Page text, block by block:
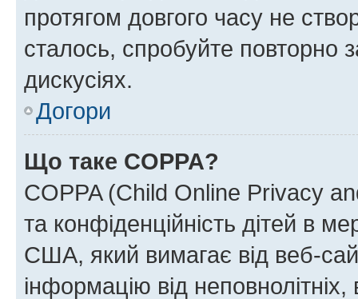
протягом довгого часу не
сталось, спробуйте повторно
дискусіях.
Догори
Що таке COPPA?
COPPA (Child Online Privacy
та конфіденційність дітей в
США, який вимагає від веб-
інформацію від